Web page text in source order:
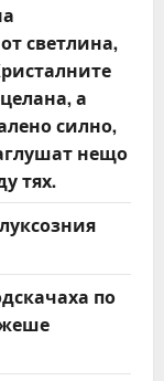
светлина,
а
силно,
нещо
тях.
по